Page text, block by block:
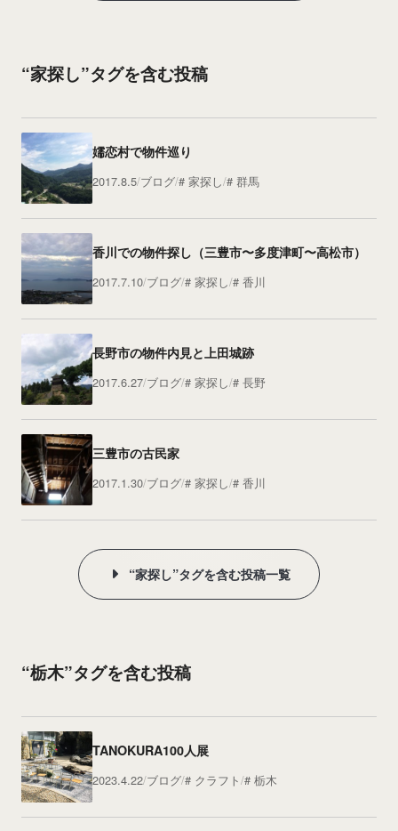
“家探し”タグを含む投稿
嬬恋村で物件巡り
2017.8.5 ブログ 家探し 群馬
香川での物件探し（三豊市〜多度津町〜高松市）
2017.7.10 ブログ 家探し 香川
長野市の物件内見と上田城跡
2017.6.27 ブログ 家探し 長野
三豊市の古民家
2017.1.30 ブログ 家探し 香川
“家探し”タグを含む投稿一覧
“栃木”タグを含む投稿
TANOKURA100人展
2023.4.22 ブログ クラフト 栃木